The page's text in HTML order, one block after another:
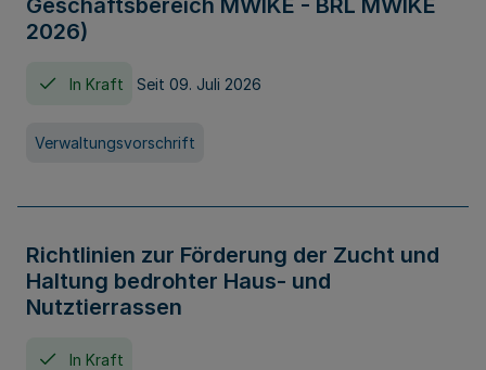
Geschäftsbereich MWIKE - BRL MWIKE
2026)
In Kraft Seit 09. Juli 2026
Verwaltungsvorschrift
Richtlinien zur Förderung der Zucht und
Haltung bedrohter Haus- und
Nutztierrassen
In Kraft